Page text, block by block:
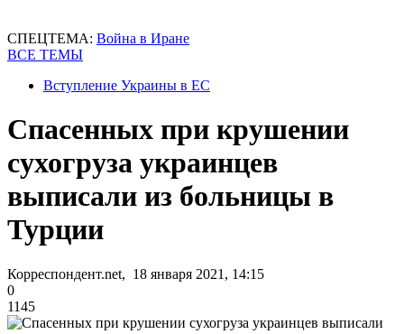
СПЕЦТЕМА: Война в Иране
ВСЕ ТЕМЫ
Вступление Украины в ЕС
Спасенных при крушении
сухогруза украинцев
выписали из больницы в
Турции
Корреспондент.net, 18 января 2021, 14:15
0
1145